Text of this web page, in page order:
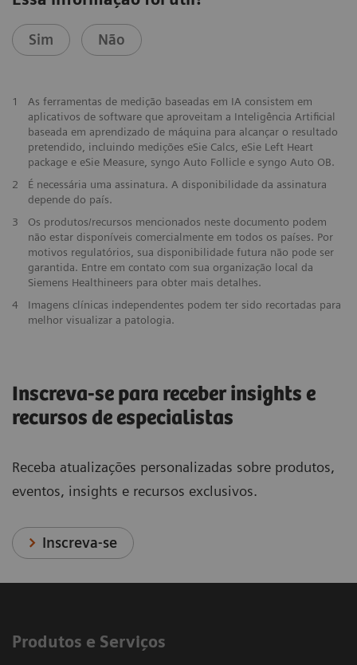
Sim Não
1
As ferramentas de medição baseadas em IA consistem em
aplicativos de software que aproveitam a Inteligência Artificial
baseada em aprendizado de máquina para alcançar o resultado
pretendido, incluindo medições eSie Calcs, eSie Left Heart
package e eSie Measure, syngo Auto Follicle e syngo Auto OB.
2
É necessária uma assinatura. A disponibilidade da assinatura
depende do país.
3
Os produtos/recursos mencionados neste documento podem
não estar disponíveis comercialmente em todos os países. Por
motivos regulatórios, sua disponibilidade futura não pode ser
garantida. Entre em contato com sua organização local da
Siemens Healthineers para obter mais detalhes.
4
Imagens clínicas independentes podem ter sido recortadas para
melhor visualizar a patologia.
Inscreva-se para receber insights e
recursos de especialistas
Receba atualizações personalizadas sobre produtos,
eventos, insights e recursos exclusivos.
Inscreva-se
Produtos e Serviços